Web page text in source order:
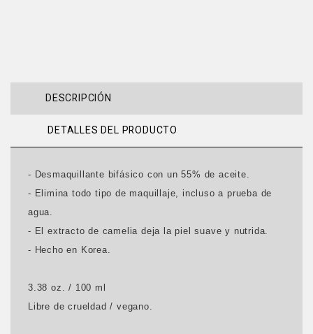
DESCRIPCIÓN
DETALLES DEL PRODUCTO
- Desmaquillante bifásico con un 55% de aceite.
- Elimina todo tipo de maquillaje, incluso a prueba de
agua.
- El extracto de camelia deja la piel suave y nutrida.
- Hecho en Korea.
3.38 oz. / 100 ml
Libre de crueldad / vegano.